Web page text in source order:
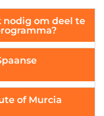
nodig om deel te
of Murcia